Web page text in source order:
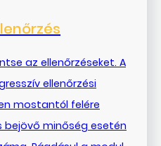
az ellenőrzéseket. A
ellenőrzési
mostantól felére
minőség esetén